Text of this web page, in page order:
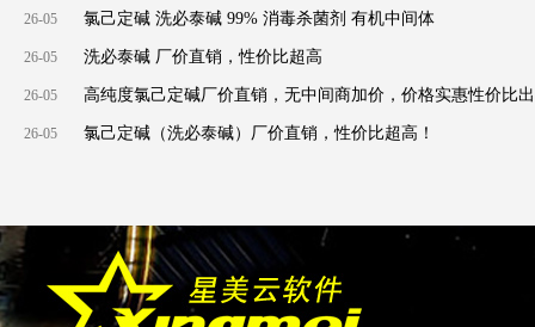
26-05 氯己定碱 洗必泰碱 99% 消毒杀菌剂 有机中间体
26-05 洗必泰碱 厂价直销，性价比超高
26-05 高纯度氯己定碱厂价直销，无中间商加价，价格实惠性价比出
众！
26-05 氯己定碱（洗必泰碱）厂价直销，性价比超高！